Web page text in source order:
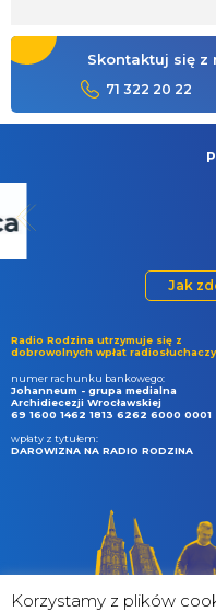
Skontaktuj się z
71 322 20 22
Jak
Radio Rodzina utrzymuje się z
dobrowolnych wpłat radiosłuchaczy.
numer rachunku bankowego:
Johanneum - grupa medialna
Archidiecezji Wrocławskiej
69 1600 1462 1813 6262 6000 0001
wpłaty z tytułem:
DAROWIZNA NA RADIO RODZINA
Korzystamy z plików